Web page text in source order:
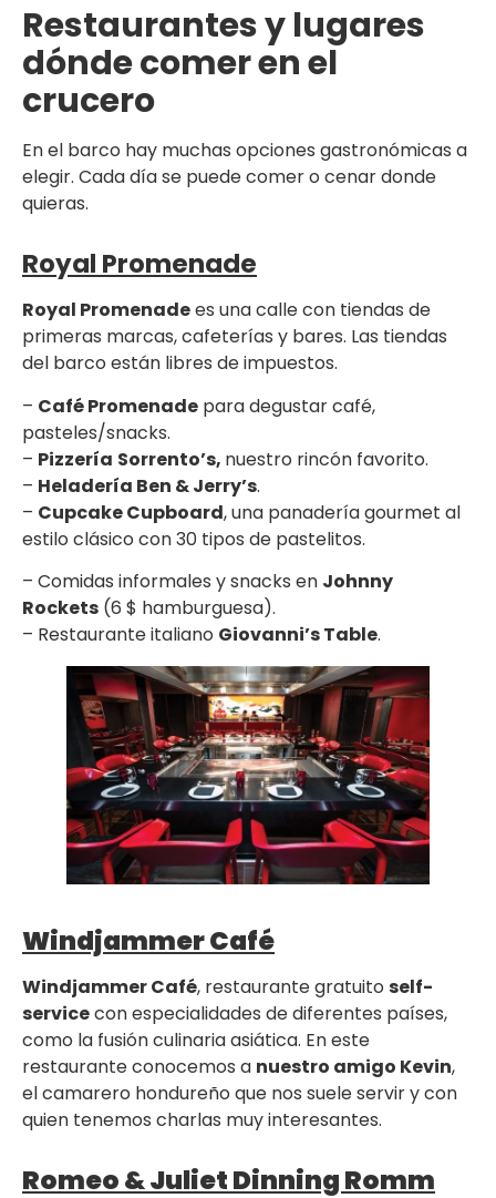
Restaurantes y lugares
dónde comer en el
crucero
En el barco hay muchas opciones gastronómicas a
elegir. Cada día se puede comer o cenar donde
quieras.
Royal Promenade
Royal Promenadees una calle con tiendas de
primeras marcas, cafeterías y bares. Las tiendas
del barco están libres de impuestos.
– Café Promenade para degustar café,
pasteles/snacks.
– Pizzería Sorrento’s, nuestro rincón favorito.
– Heladería Ben & Jerry’s.
– Cupcake Cupboard, una panadería gourmet al
estilo clásico con 30 tipos de pastelitos.
– Comidas informales y snacks en Johnny
Rockets (6 $ hamburguesa).
– Restaurante italiano Giovanni’s Table.
Windjammer Café
Windjammer Café, restaurante gratuito self-
servicecon especialidades de diferentes países,
como la fusión culinaria asiática. En este
restaurante conocemos a nuestro amigo Kevin,
el camarero hondureño que nos suele servir y con
quien tenemos charlas muy interesantes.
Romeo & Juliet Dinning Romm